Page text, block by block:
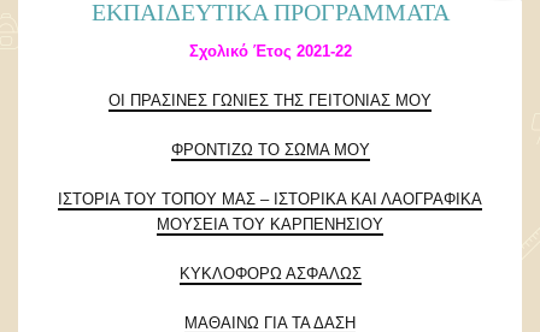
ΕΚΠΑΙΔΕΥΤΙΚΆ ΠΡΟΓΡΆΜΜΑΤΑ
Σχολικό Έτος 2021-22
ΟΙ ΠΡΑΣΙΝΕΣ ΓΩΝΙΕΣ ΤΗΣ ΓΕΙΤΟΝΙΑΣ ΜΟΥ
ΦΡΟΝΤΙΖΩ ΤΟ ΣΩΜΑ ΜΟΥ
ΙΣΤΟΡΙΑ ΤΟΥ ΤΟΠΟΥ ΜΑΣ – ΙΣΤΟΡΙΚΑ ΚΑΙ ΛΑΟΓΡΑΦΙΚΑ
ΜΟΥΣΕΙΑ ΤΟΥ ΚΑΡΠΕΝΗΣΙΟΥ
ΚΥΚΛΟΦΟΡΩ ΑΣΦΑΛΩΣ
ΜΑΘΑΙΝΩ ΓΙΑ ΤΑ ΔΑΣΗ